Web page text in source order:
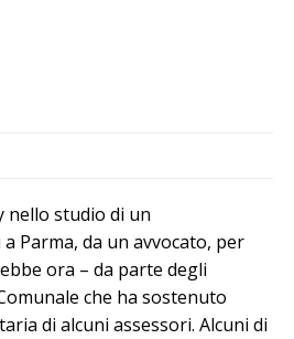
nello studio di un
Parma, da un avvocato, per
ora – da parte degli
che ha sostenuto
di alcuni assessori. Alcuni di